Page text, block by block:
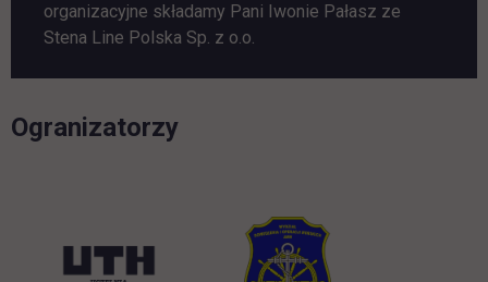
organizacyjne składamy Pani Iwonie Pałasz ze
Stena Line Polska Sp. z o.o.
Ogranizatorzy